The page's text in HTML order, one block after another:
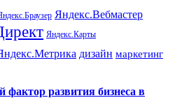
Яндекс.Вебмастер
Яндекс.Карты
дизайн маркетинг
развития бизнеса в